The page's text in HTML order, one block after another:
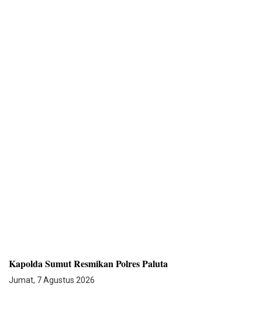
Kapolda Sumut Resmikan Polres Paluta
Jumat, 7 Agustus 2026